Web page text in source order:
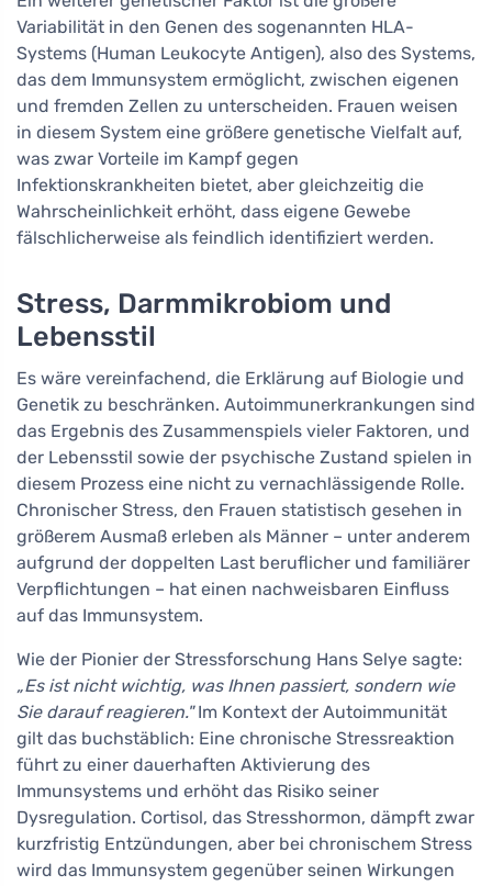
Variabilität in den Genen des sogenannten HLA-
Systems (Human Leukocyte Antigen), also des Systems,
das dem Immunsystem ermöglicht, zwischen eigenen
und fremden Zellen zu unterscheiden. Frauen weisen
in diesem System eine größere genetische Vielfalt auf,
was zwar Vorteile im Kampf gegen
Infektionskrankheiten bietet, aber gleichzeitig die
Wahrscheinlichkeit erhöht, dass eigene Gewebe
fälschlicherweise als feindlich identifiziert werden.
Stress, Darmmikrobiom und
Lebensstil
Es wäre vereinfachend, die Erklärung auf Biologie und
Genetik zu beschränken. Autoimmunerkrankungen sind
das Ergebnis des Zusammenspiels vieler Faktoren, und
der Lebensstil sowie der psychische Zustand spielen in
diesem Prozess eine nicht zu vernachlässigende Rolle.
Chronischer Stress, den Frauen statistisch gesehen in
größerem Ausmaß erleben als Männer – unter anderem
aufgrund der doppelten Last beruflicher und familiärer
Verpflichtungen – hat einen nachweisbaren Einfluss
auf das Immunsystem.
Wie der Pionier der Stressforschung Hans Selye sagte:
„Es ist nicht wichtig, was Ihnen passiert, sondern wie
Sie darauf reagieren."Im Kontext der Autoimmunität
gilt das buchstäblich: Eine chronische Stressreaktion
führt zu einer dauerhaften Aktivierung des
Immunsystems und erhöht das Risiko seiner
Dysregulation. Cortisol, das Stresshormon, dämpft zwar
kurzfristig Entzündungen, aber bei chronischem Stress
wird das Immunsystem gegenüber seinen Wirkungen